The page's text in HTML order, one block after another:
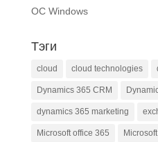
ОС Windows
Тэги
cloud cloud technologies
Dynamics 365 CRM
dynamics 365 marketing
Microsoft office 365